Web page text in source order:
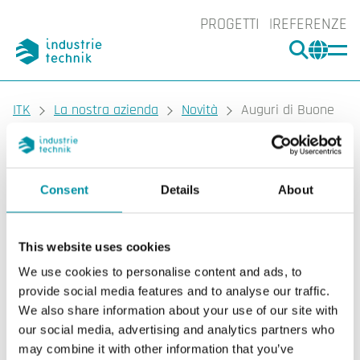
Consent Details About
This website uses cookies
We use cookies to personalise content and ads, to
provide social media features and to analyse our traffic.
We also share information about your use of our site with
our social media, advertising and analytics partners who
may combine it with other information that you’ve
PROGETTI REFERENZE
CERCA
You are here:
ITK La nostra azienda Novità
Auguri di Buone
Auguri di Buone Feste!